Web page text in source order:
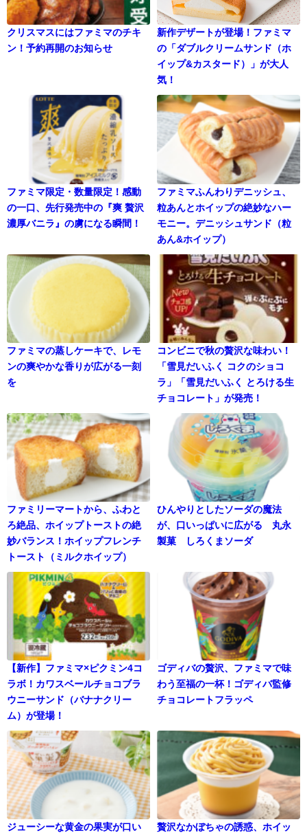
クリスマスにはファミマのチキ
ン！予約再開のお知らせ
新作デザートが登場！ファミマ
の「ダブルクリームサンド（ホ
イップ&カスタード）」が大人
気！
ファミマ限定・数量限定！感動
の一口、先行発売中の『爽 贅沢
濃厚バニラ』の虜になる瞬間！
ファミマふんわりデニッシュ、
粒あんとホイップの絶妙なハー
モニー。デニッシュサンド（粒
あん&ホイップ）
ファミマの蒸しケーキで、レモ
ンの爽やかな香りが広がる一刻
を
コンビニで秋の贅沢な味わい！
「雪見だいふく コクのショコ
ラ」「雪見だいふく とろける生
チョコレート」が発売！
ファミリーマートから、ふわと
ろ絶品、ホイップトーストの絶
妙バランス！ホイップフレンチ
トースト（ミルクホイップ）
ひんやりとしたソーダの魔法
が、口いっぱいに広がる 丸永
製菓 しろくまソーダ
【新作】ファミマ×ピクミン4コ
ラボ！カワスベールチョコブラ
ウニーサンド（バナナクリー
ム）が登場！
ゴディバの贅沢、ファミマで味
わう至福の一杯！ゴディバ監修
チョコレートフラッペ
ジューシーな黄金の果実が口い
贅沢なかぼちゃの誘惑、ホイッ